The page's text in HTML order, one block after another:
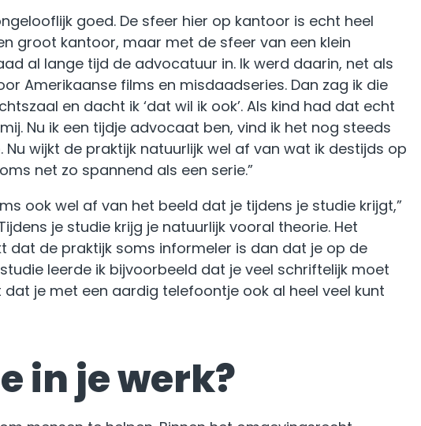
goed. De sfeer hier op kantoor is echt heel
groot kantoor, maar met de sfeer van een klein
al lange tijd de advocatuur in. Ik werd daarin, net als
Amerikaanse films en misdaadseries. Dan zag ik die
en dacht ik ‘dat wil ik ook’. Als kind had dat echt
Nu ik een tijdje advocaat ben, vind ik het nog steeds
wijkt de praktijk natuurlijk wel af van wat ik destijds op
net zo spannend als een serie.”
ook wel af van het beeld dat je tijdens je studie krijgt,”
je studie krijg je natuurlijk vooral theorie. Het
dat de praktijk soms informeler is dan dat je op de
leerde ik bijvoorbeeld dat je veel schriftelijk moet
dat je met een aardig telefoontje ook al heel veel kunt
in je werk?